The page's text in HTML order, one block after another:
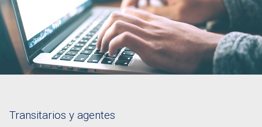
Transitarios y agentes